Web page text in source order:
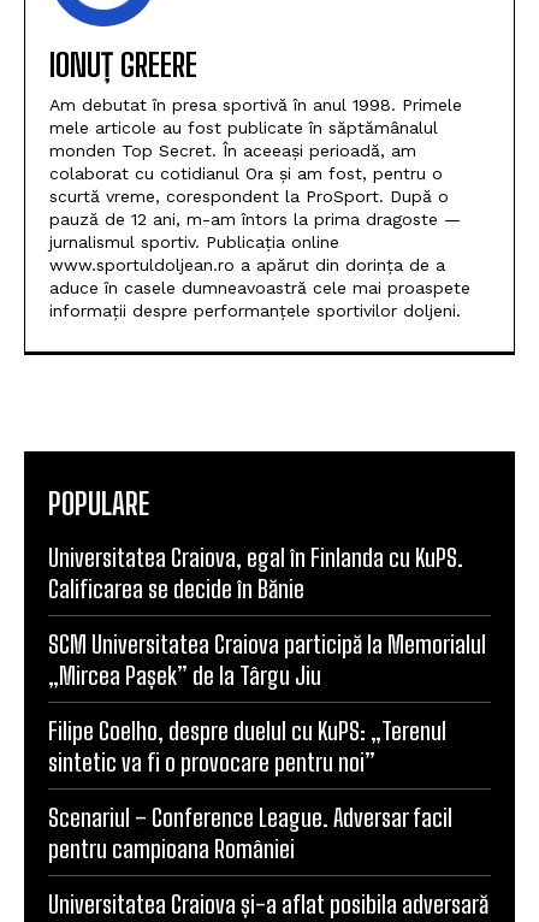
IONUȚ GREERE
Am debutat în presa sportivă în anul 1998. Primele
mele articole au fost publicate în săptămânalul
monden Top Secret. În aceeași perioadă, am
colaborat cu cotidianul Ora și am fost, pentru o
scurtă vreme, corespondent la ProSport. După o
pauză de 12 ani, m-am întors la prima dragoste —
jurnalismul sportiv. Publicația online
www.sportuldoljean.ro a apărut din dorința de a
aduce în casele dumneavoastră cele mai proaspete
informații despre performanțele sportivilor doljeni.
Calificarea se decide în Bănie
SCM Universitatea Craiova participă la Memorialul
„Mircea Pașek” de la Târgu Jiu
Filipe Coelho, despre duelul cu KuPS: „Terenul
sintetic va fi o provocare pentru noi”
Scenariul – Conference League. Adversar facil
pentru campioana României
Universitatea Craiova și-a aflat posibila adversară
din play-off-ul Europa League